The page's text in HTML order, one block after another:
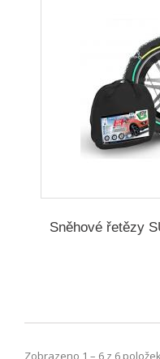
Sněhové řetězy
Zobrazeno 1 – 6 z 6 položek